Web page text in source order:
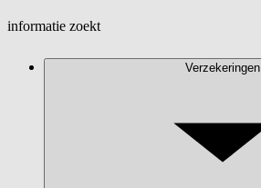
informatie zoekt
Verzekeringen